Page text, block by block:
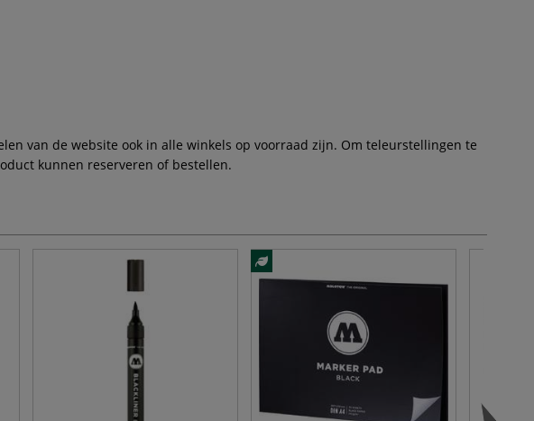
van de website ook in alle winkels op voorraad zijn. Om teleurstellingen te
kunnen reserveren of bestellen.